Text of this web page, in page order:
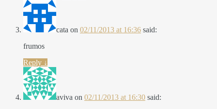
cata on 02/11/2013 at 16:36 said:
frumos
Reply ↓
aviva on 02/11/2013 at 16:30 said: